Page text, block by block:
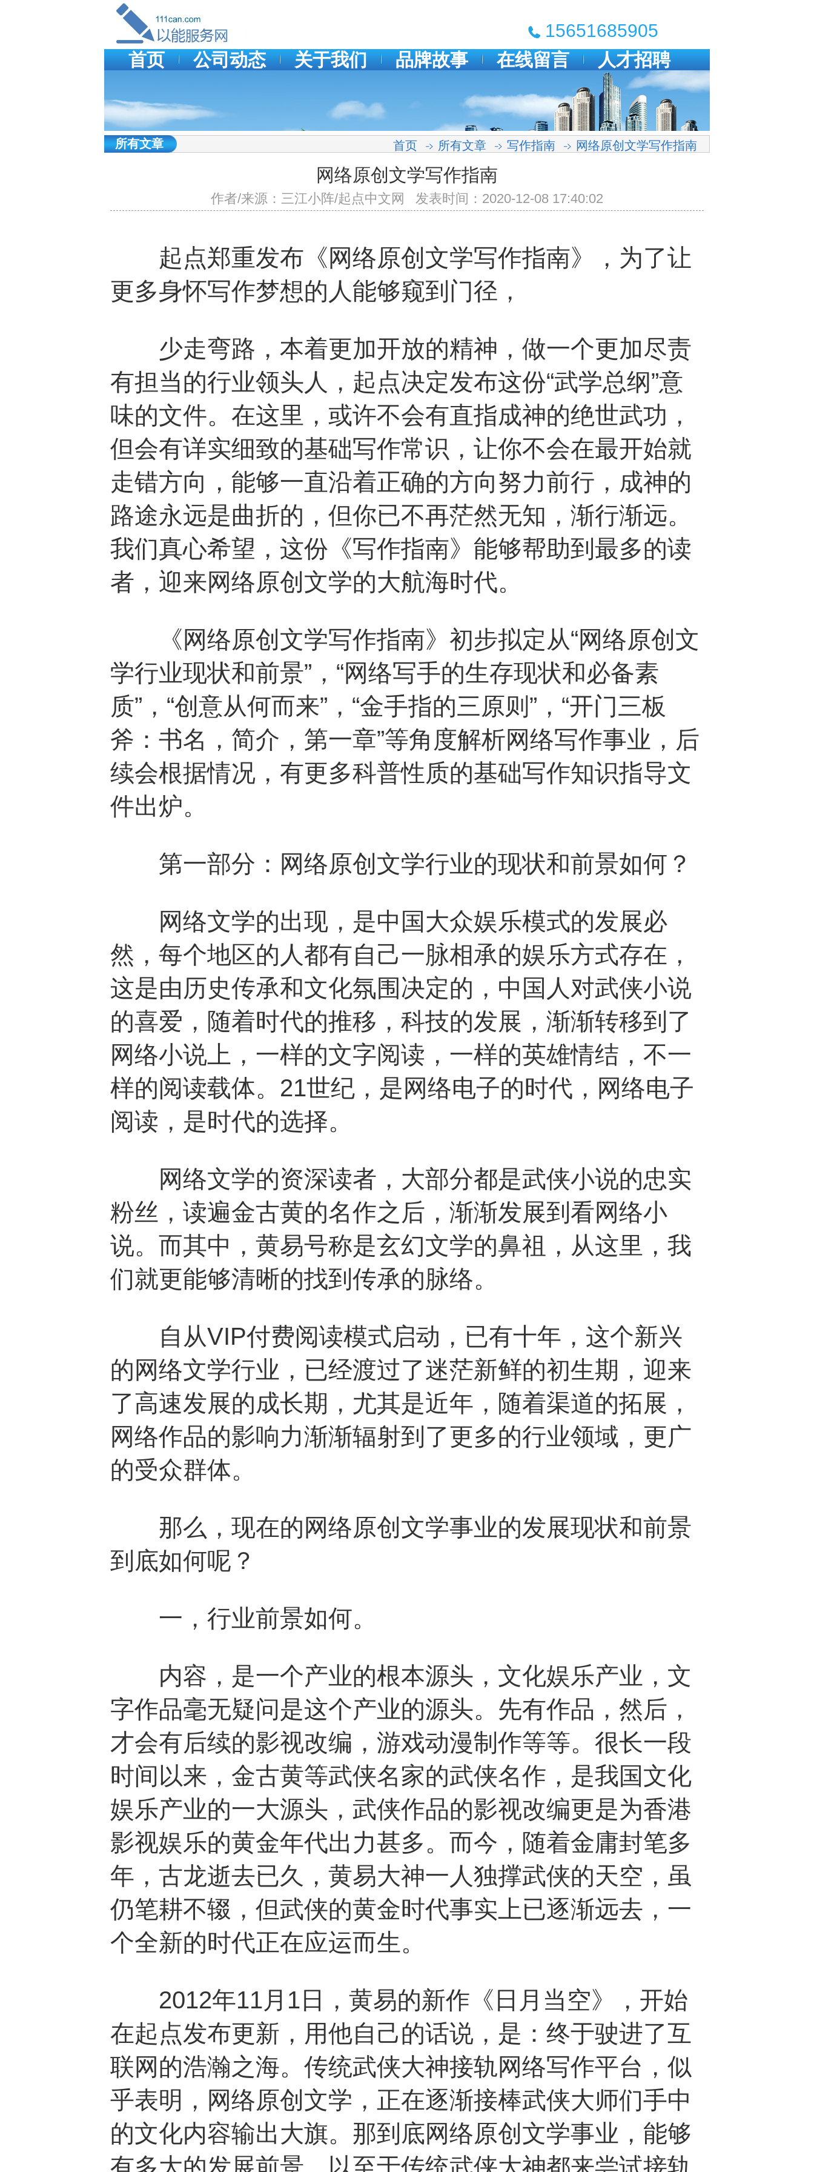
15651685905
首页
公司动态 关于我们 品牌故事 在线留言 人才招聘
所有文章 首页 所有文章 写作指南 网络原创文学写作指南
网络原创文学写作指南
作者/来源：三江小阵/起点中文网 发表时间：2020-12-08 17:40:02
起点郑重发布《网络原创文学写作指南》，为了让
更多身怀写作梦想的人能够窥到门径，
少走弯路，本着更加开放的精神，做一个更加尽责
有担当的行业领头人，起点决定发布这份“武学总纲”意
味的文件。在这里，或许不会有直指成神的绝世武功，
但会有详实细致的基础写作常识，让你不会在最开始就
走错方向，能够一直沿着正确的方向努力前行，成神的
路途永远是曲折的，但你已不再茫然无知，渐行渐远。
我们真心希望，这份《写作指南》能够帮助到最多的读
者，迎来网络原创文学的大航海时代。
《网络原创文学写作指南》初步拟定从“网络原创文
学行业现状和前景”，“网络写手的生存现状和必备素
质”，“创意从何而来”，“金手指的三原则”，“开门三板
斧：书名，简介，第一章”等角度解析网络写作事业，后
续会根据情况，有更多科普性质的基础写作知识指导文
件出炉。
第一部分：网络原创文学行业的现状和前景如何？
网络文学的出现，是中国大众娱乐模式的发展必
然，每个地区的人都有自己一脉相承的娱乐方式存在，
这是由历史传承和文化氛围决定的，中国人对武侠小说
的喜爱，随着时代的推移，科技的发展，渐渐转移到了
网络小说上，一样的文字阅读，一样的英雄情结，不一
样的阅读载体。21世纪，是网络电子的时代，网络电子
阅读，是时代的选择。
网络文学的资深读者，大部分都是武侠小说的忠实
粉丝，读遍金古黄的名作之后，渐渐发展到看网络小
说。而其中，黄易号称是玄幻文学的鼻祖，从这里，我
们就更能够清晰的找到传承的脉络。
自从VIP付费阅读模式启动，已有十年，这个新兴
的网络文学行业，已经渡过了迷茫新鲜的初生期，迎来
了高速发展的成长期，尤其是近年，随着渠道的拓展，
网络作品的影响力渐渐辐射到了更多的行业领域，更广
的受众群体。
那么，现在的网络原创文学事业的发展现状和前景
到底如何呢？
一，行业前景如何。
内容，是一个产业的根本源头，文化娱乐产业，文
字作品毫无疑问是这个产业的源头。先有作品，然后，
才会有后续的影视改编，游戏动漫制作等等。很长一段
时间以来，金古黄等武侠名家的武侠名作，是我国文化
娱乐产业的一大源头，武侠作品的影视改编更是为香港
影视娱乐的黄金年代出力甚多。而今，随着金庸封笔多
年，古龙逝去已久，黄易大神一人独撑武侠的天空，虽
仍笔耕不辍，但武侠的黄金时代事实上已逐渐远去，一
个全新的时代正在应运而生。
2012年11月1日，黄易的新作《日月当空》，开始
在起点发布更新，用他自己的话说，是：终于驶进了互
联网的浩瀚之海。传统武侠大神接轨网络写作平台，似
乎表明，网络原创文学，正在逐渐接棒武侠大师们手中
的文化内容输出大旗。那到底网络原创文学事业，能够
有多大的发展前景，以至于传统武侠大神都来尝试接轨